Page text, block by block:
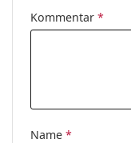
Kommentar *
Name *